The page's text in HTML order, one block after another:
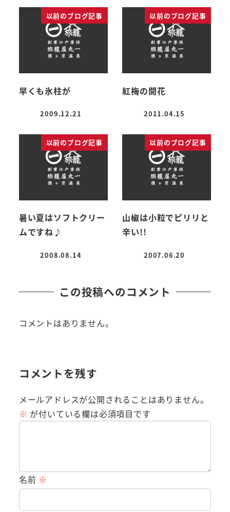
以前のブログ記事
早くも氷柱が
投稿日
2009.12.21
以前のブログ記事
紅梅の開花
投稿日
2011.04.15
以前のブログ記事
暑い夏はソフトクリー
ムですね♪
投稿日
2008.08.14
以前のブログ記事
山椒は小粒でピリリと
辛い!!
投稿日
2007.06.20
この投稿へのコメント
コメントはありません。
コメントを残す
メールアドレスが公開されることはありません。
※ が付いている欄は必須項目です
名前 ※